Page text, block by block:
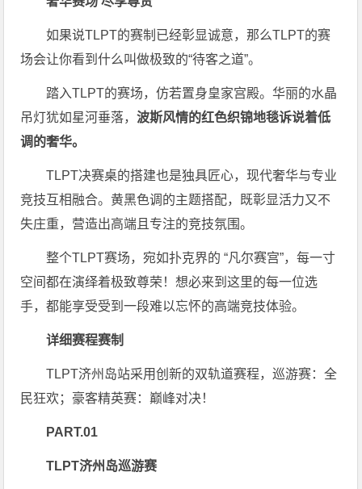
如果说TLPT的赛制已经彰显诚意，那么TLPT的赛
场会让你看到什么叫做极致的“待客之道”。
踏入TLPT的赛场，仿若置身皇家宫殿。华丽的水晶
吊灯犹如星河垂落，波斯风情的红色织锦地毯诉说着低
调的奢华。
TLPT决赛桌的搭建也是独具匠心，现代奢华与专业
竞技互相融合。黄黑色调的主题搭配， 既彰显活力又不
失庄重，营造出高端且专注的竞技氛围。
整个TLPT赛场，宛如扑克界的 “凡尔赛宫”，每一寸
空间都在演绎着极致尊荣！想必来到这里的每一位选
手，都能享受受到一段难以忘怀的高端竞技体验。
详细赛程赛制
TLPT济州岛站采用创新的双轨道赛程，巡游赛：全
民狂欢；豪客精英赛：巅峰对决！
PART.01
TLPT济州岛巡游赛